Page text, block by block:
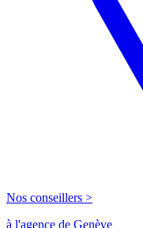
Nos conseillers >
à l'agence de Genève